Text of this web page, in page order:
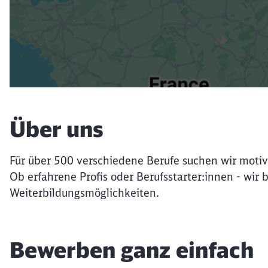
Über uns
Für über 500 verschiedene Berufe suchen wir
Ob erfahrene Profis oder Berufsstarter:innen - wir
Weiterbildungsmöglichkeiten.
Bewerben ganz einfach